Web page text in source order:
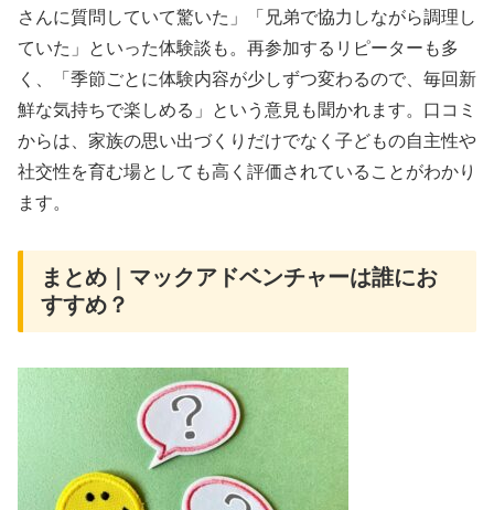
さんに質問していて驚いた」「兄弟で協力しながら調理し
ていた」といった体験談も。再参加するリピーターも多
く、「季節ごとに体験内容が少しずつ変わるので、毎回新
鮮な気持ちで楽しめる」という意見も聞かれます。口コミ
からは、家族の思い出づくりだけでなく子どもの自主性や
社交性を育む場としても高く評価されていることがわかり
ます。
まとめ｜マックアドベンチャーは誰にお
すすめ？